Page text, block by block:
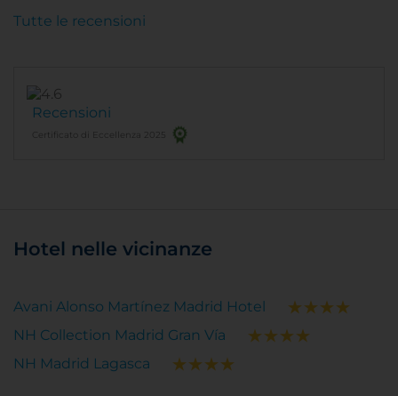
è particolarmente capiente per più di due persone.
attenzione alla clientela. Super!
Recensioni
Certificato di Eccellenza 2025
Tutte le recensioni
Hotel nelle vicinanze
Avani Alonso Martínez Madrid Hotel
NH Collection Madrid Gran Vía
NH Madrid Lagasca